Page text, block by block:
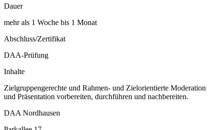
Dauer
mehr als 1 Woche bis 1 Monat
Abschluss/Zertifikat
DAA-Prüfung
Inhalte
Zielgruppengerechte und Rahmen- und Zielorientierte Moderation
und Präsentation vorbereiten, durchführen und nachbereiten.
DAA Nordhausen